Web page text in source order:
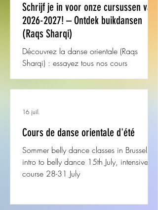
Schrijf je in voor onze cursussen van
2026-2027! – Ontdek buikdansen
(Raqs Sharqi)
Découvrez la danse orientale (Raqs
Sharqi) : essayez tous nos cours
ouvertes !
Cours de danse orientale d'été
Sommer belly dance classes in Brussels -
intro to belly dance 15th July, intensive
course 28-31 July
16 juil.